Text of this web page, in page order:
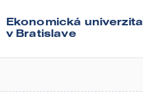
Ekonomická univerzita
v Bratislave